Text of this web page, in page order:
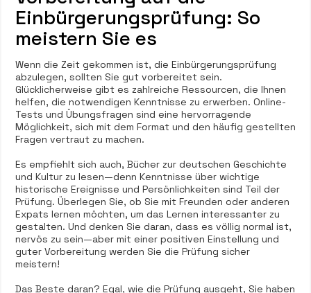
Einbürgerungsprüfung: So
meistern Sie es
Wenn die Zeit gekommen ist, die Einbürgerungsprüfung
abzulegen, sollten Sie gut vorbereitet sein.
Glücklicherweise gibt es zahlreiche Ressourcen, die Ihnen
helfen, die notwendigen Kenntnisse zu erwerben. Online-
Tests und Übungsfragen sind eine hervorragende
Möglichkeit, sich mit dem Format und den häufig gestellten
Fragen vertraut zu machen.
Es empfiehlt sich auch, Bücher zur deutschen Geschichte
und Kultur zu lesen—denn Kenntnisse über wichtige
historische Ereignisse und Persönlichkeiten sind Teil der
Prüfung. Überlegen Sie, ob Sie mit Freunden oder anderen
Expats lernen möchten, um das Lernen interessanter zu
gestalten. Und denken Sie daran, dass es völlig normal ist,
nervös zu sein—aber mit einer positiven Einstellung und
guter Vorbereitung werden Sie die Prüfung sicher
meistern!
Das Beste daran? Egal, wie die Prüfung ausgeht, Sie haben